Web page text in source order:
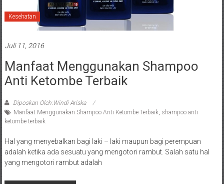
Kesehatan
Juli 11, 2016
Manfaat Menggunakan Shampoo
Anti Ketombe Terbaik
Diposkan Oleh:Windi Ariska
Manfaat Menggunakan Shampoo Anti Ketombe Terbaik, shampoo anti
ketombe terbaik
Hal yang menyebalkan bagi laki – laki maupun bagi perempuan
adalah ketika ada sesuatu yang mengotori rambut. Salah satu hal
yang mengotori rambut adalah